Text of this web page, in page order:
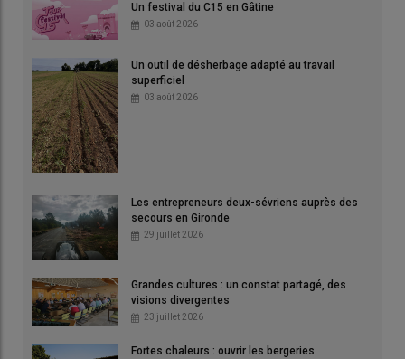
Un festival du C15 en Gâtine
03 août 2026
Un outil de désherbage adapté au travail
superficiel
03 août 2026
Les entrepreneurs deux-sévriens auprès des
secours en Gironde
29 juillet 2026
Grandes cultures : un constat partagé, des
visions divergentes
23 juillet 2026
Fortes chaleurs : ouvrir les bergeries